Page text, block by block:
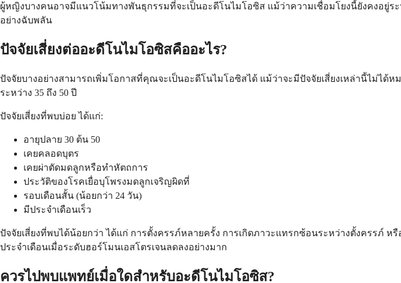
ผู้หญิงบางคนอาจมีแนวโน้มทางพันธุกรรมที่จะเป็นอะดีโนไมโอซิส แม้ว่าความเชื่อมโยงนี้ยังคงอยู่
อย่างฉับพลัน
ปัจจัยเสี่ยงต่ออะดีโนไมโอซิสคืออะไร?
ปัจจัยบางอย่างสามารถเพิ่มโอกาสที่คุณจะเป็นอะดีโนไมโอซิสได้ แม้ว่าจะมีปัจจัยเสี่ยงเหล่านี้ไม่
ระหว่าง 35 ถึง 50 ปี
ปัจจัยเสี่ยงที่พบบ่อย ได้แก่:
อายุปลาย 30 ต้น 50
เคยคลอดบุตร
เคยผ่าตัดมดลูกหรือทำหัตถการ
ประวัติของโรคเยื่อบุโพรงมดลูกเจริญผิดที่
รอบเดือนสั้น (น้อยกว่า 24 วัน)
มีประจำเดือนเร็ว
ปัจจัยเสี่ยงที่พบได้น้อยกว่า ได้แก่ การตั้งครรภ์หลายครั้ง การเกิดภาวะแทรกซ้อนระหว่างตั้งครร
ประจำเดือนเมื่อระดับฮอร์โมนเอสโตรเจนลดลงอย่างมาก
ควรไปพบแพทย์เมื่อใดสำหรับอะดีโนไมโอซิส?